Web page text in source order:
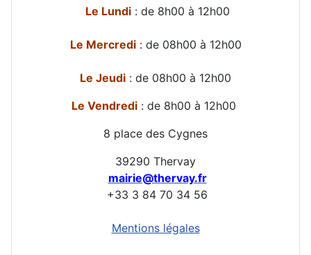
Le Lundi: de 8h00 à 12h00
Le Mercredi: de 08h00 à 12h00
Le Jeudi : de 08h00 à 12h00
Le Vendredi : de 8h00 à 12h00
8 place des Cygnes
39290 Thervay
mairie@thervay.fr
+33 3 84 70 34 56
Mentions légales